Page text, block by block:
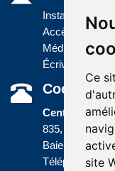
Ce
site
Installations
Accès à
Médias
Écrivez-nous
Centre
835, boulevard
Baie-Comeau
Téléphone :